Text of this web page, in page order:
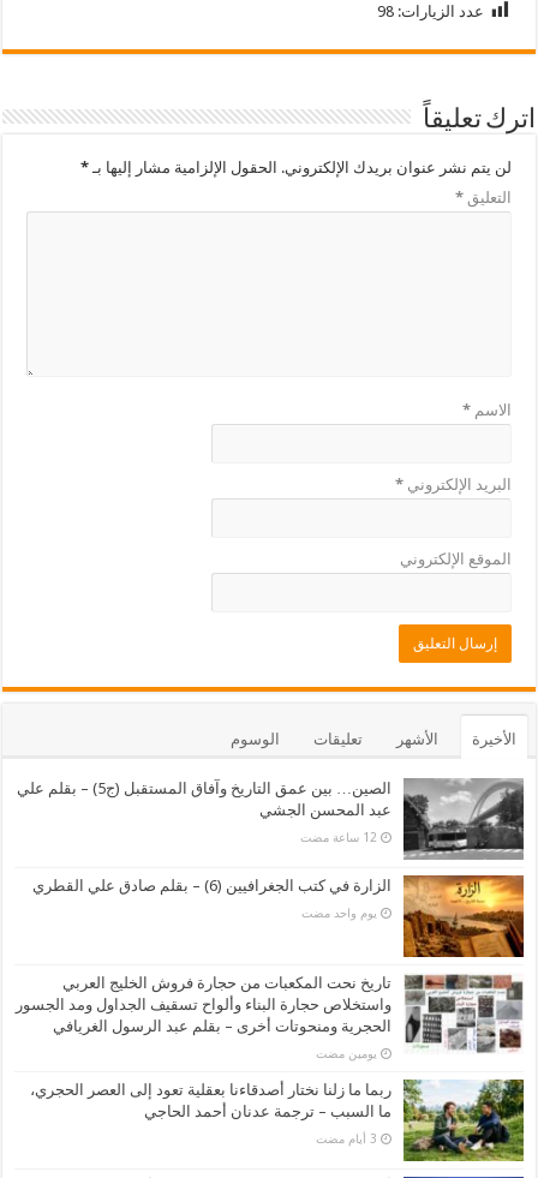
عدد الزيارات: 98
اترك تعليقاً
لن يتم نشر عنوان بريدك الإلكتروني. الحقول الإلزامية مشار إليها بـ*
التعليق*
الاسم*
البريد الإلكتروني*
الموقع الإلكتروني
الأخيرة الأشهر تعليقات الوسوم
الصين… بين عمق التاريخ وآفاق المستقبل (ج5) – بقلم علي
عبد المحسن الجشي
الزارة في كتب الجغرافيين (6) – بقلم صادق علي القطري
‏يوم واحد مضت
تاريخ نحت المكعبات من حجارة فروش الخليج العربي
واستخلاص حجارة البناء وألواح تسقيف الجداول ومد الجسور
الحجرية ومنحوتات أخرى – بقلم عبد الرسول الغريافي
‏يومين مضت
ربما ما زلنا نختار أصدقاءنا بعقلية تعود إلى العصر الحجري،
ما السبب – ترجمة عدنان أحمد الحاجي